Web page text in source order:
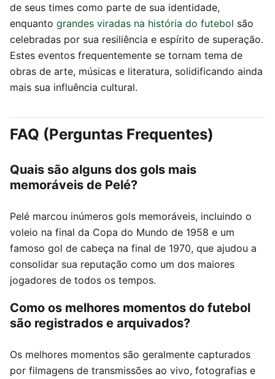
de seus times como parte de sua identidade,
enquanto grandes viradas na história do futebol são
celebradas por sua resiliência e espírito de superação.
Estes eventos frequentemente se tornam tema de
obras de arte, músicas e literatura, solidificando ainda
mais sua influência cultural.
FAQ (Perguntas Frequentes)
Quais são alguns dos gols mais
memoráveis de Pelé?
Pelé marcou inúmeros gols memoráveis, incluindo o
voleio na final da Copa do Mundo de 1958 e um
famoso gol de cabeça na final de 1970, que ajudou a
consolidar sua reputação como um dos maiores
jogadores de todos os tempos.
Como os melhores momentos do futebol
são registrados e arquivados?
Os melhores momentos são geralmente capturados
por filmagens de transmissões ao vivo, fotografias e